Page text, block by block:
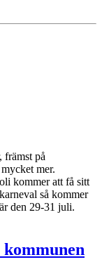
främst på
mer.
kommer att få sitt
så kommer
den 29-31 juli.